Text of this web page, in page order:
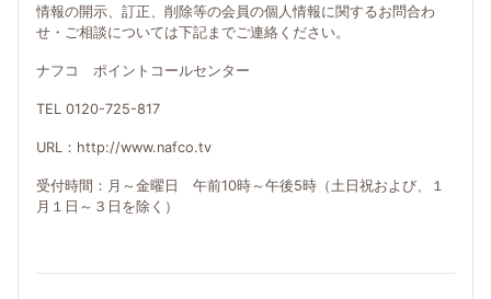
情報の開示、訂正、削除等の会員の個人情報に関するお問合わ
せ・ご相談については下記までご連絡ください。
ナフコ ポイントコールセンター
TEL 0120-725-817
URL：http://www.nafco.tv
受付時間：月～金曜日 午前10時～午後5時（土日祝および、１
月１日～３日を除く）